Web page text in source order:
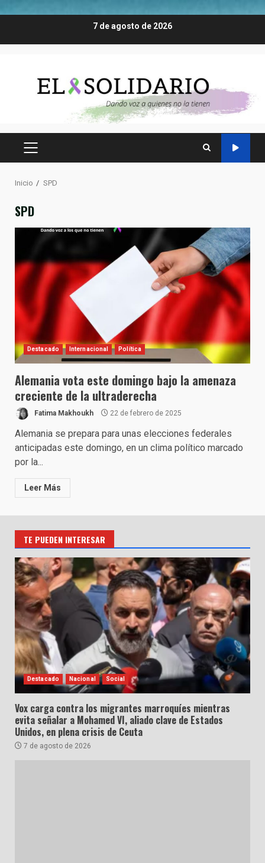
7 de agosto de 2026
MENÚ
Inicio SPD
SPD
Destacado Internacional Política
Alemania vota este domingo bajo la amenaza
creciente de la ultraderecha
Fatima Makhoukh 22 de febrero de 2025
Alemania se prepara para unas elecciones federales
anticipadas este domingo, en un clima político marcado
por la...
Leer Más
TE PUEDEN INTERESAR
Destacado Nacional Social
Vox carga contra los migrantes marroquíes mientras
evita señalar a Mohamed VI, aliado clave de Estados
Unidos, en plena crisis de Ceuta
7 de agosto de 2026